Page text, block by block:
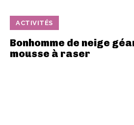
ACTIVITÉS
Bonhomme de neige
mousse à raser